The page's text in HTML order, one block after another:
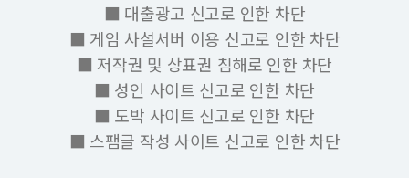
■ 대출광고 신고로 인한 차단
■ 게임 사설서버 이용 신고로 인한 차단
■ 저작권 및 상표권 침해로 인한 차단
■ 성인 사이트 신고로 인한 차단
■ 도박 사이트 신고로 인한 차단
■ 스팸글 작성 사이트 신고로 인한 차단